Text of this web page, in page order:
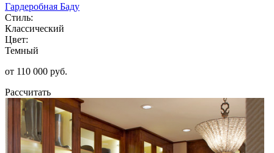
Гардеробная Баду
Стиль:
Классический
Цвет:
Темный
от 110 000 руб.
Рассчитать